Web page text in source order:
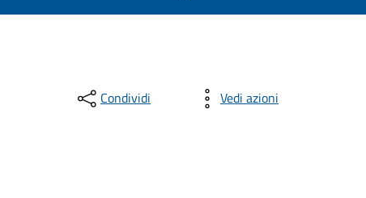
Condividi Vedi azioni